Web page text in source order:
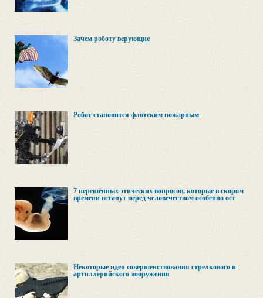
Зачем роботу верующие
Робот становится флотским пожарным
7 нерешённых этических вопросов, которые в скором
времени встанут перед человечеством особенно ост
Некоторые идеи совершенствования стрелкового и
артиллерийского вооружения